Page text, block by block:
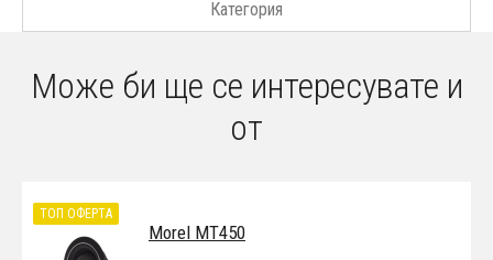
Категория
Може би ще се интересувате и
от
Morel MT450
ТОП ОФЕРТА